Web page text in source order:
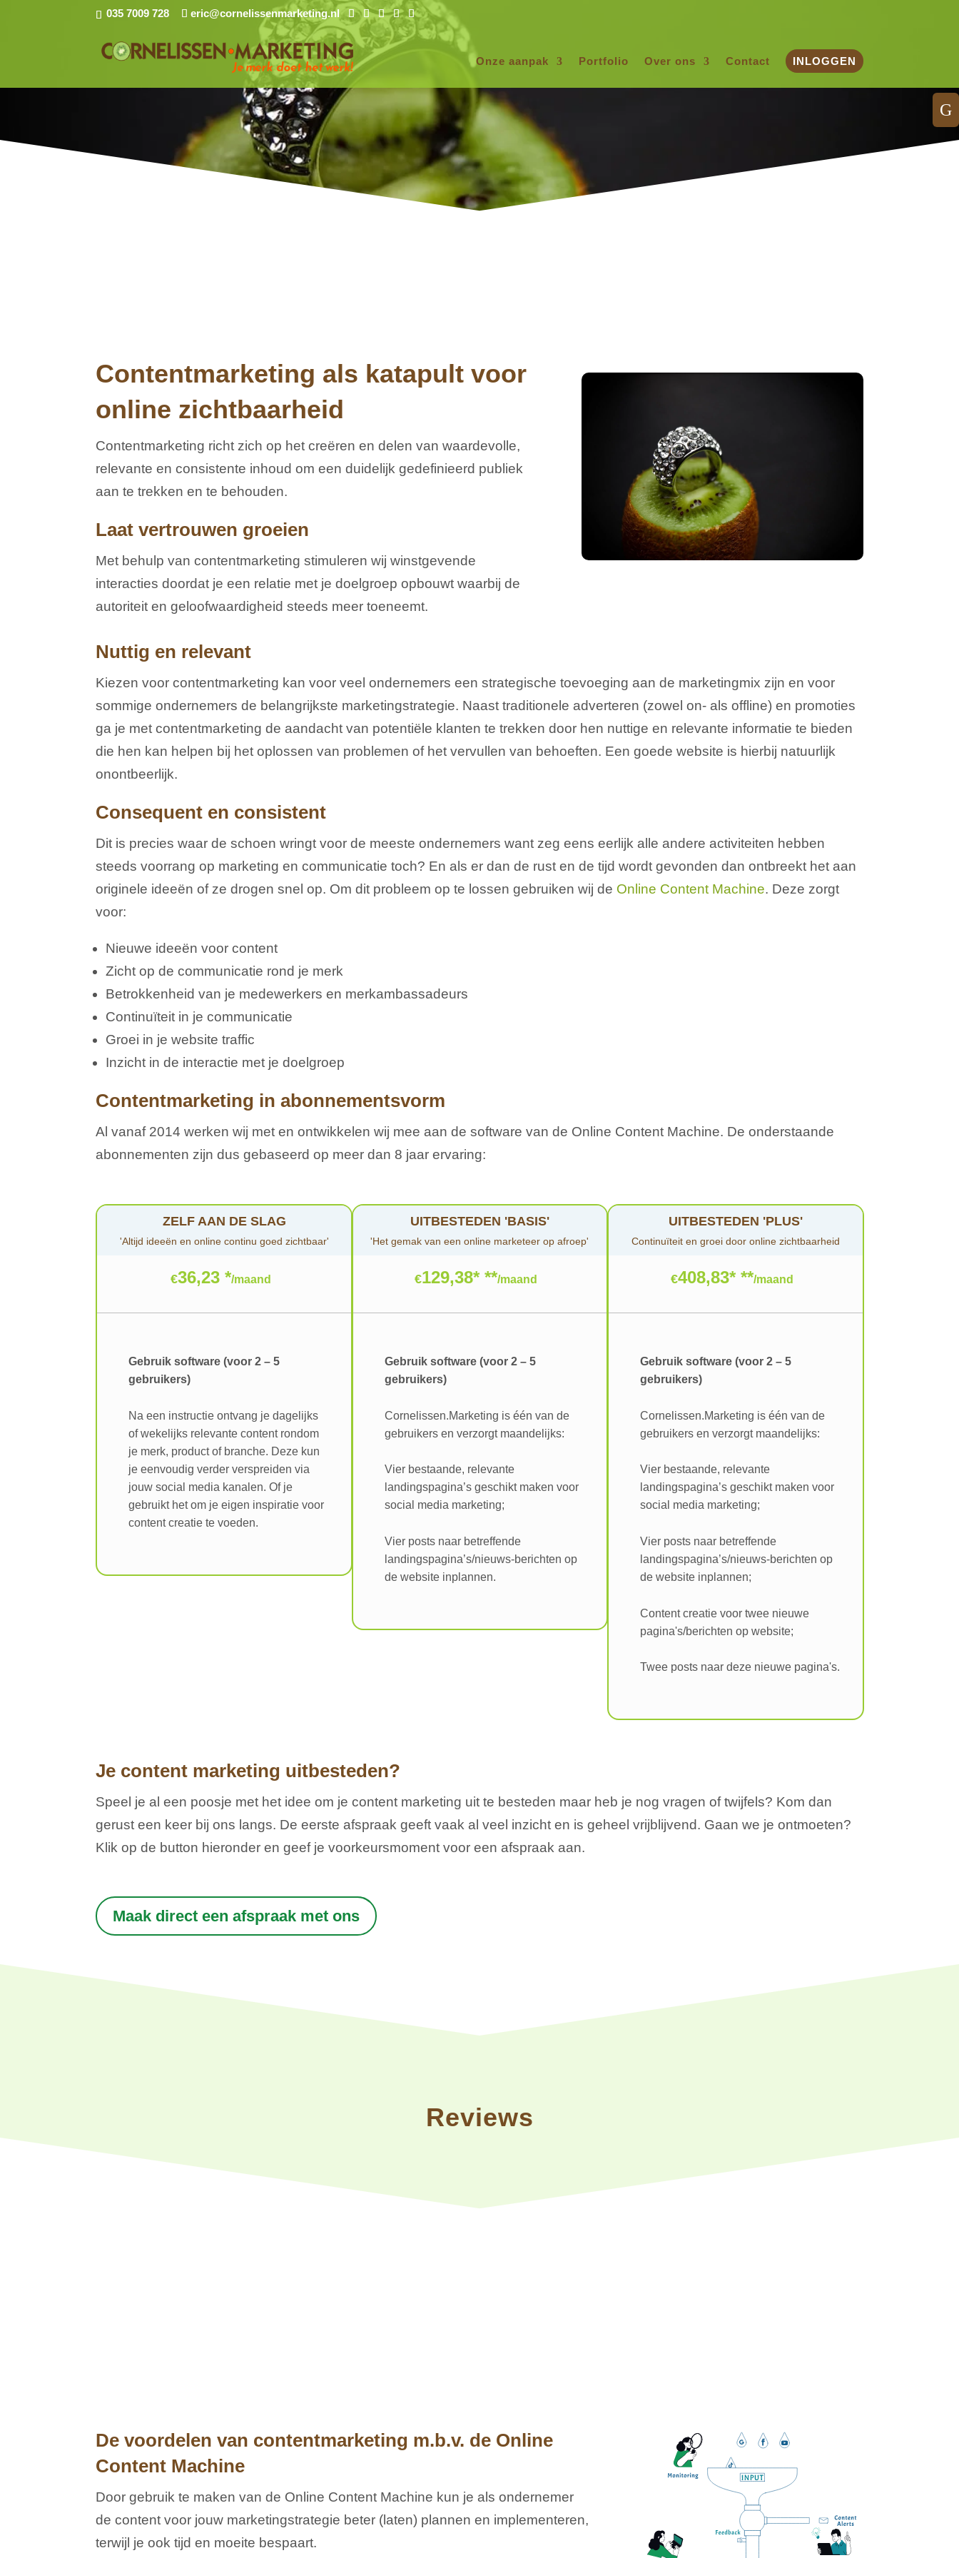
035 7009 728 eric@cornelissenmarketing.nl
Onze aanpak Portfolio Over ons Contact INLOGGEN
Contentmarketing als katapult voor
online zichtbaarheid
Contentmarketing richt zich op het creëren en delen van waardevolle,
relevante en consistente inhoud om een duidelijk gedefinieerd publiek
aan te trekken en te behouden.
Laat vertrouwen groeien
Met behulp van contentmarketing stimuleren wij winstgevende
interacties doordat je een relatie met je doelgroep opbouwt waarbij de
autoriteit en geloofwaardigheid steeds meer toeneemt.
G
Nuttig en relevant
Kiezen voor contentmarketing kan voor veel ondernemers een strategische toevoeging aan de marketingmix zijn en voor
sommige ondernemers de belangrijkste marketingstrategie. Naast traditionele adverteren (zowel on- als offline) en promoties
ga je met contentmarketing de aandacht van potentiële klanten te trekken door hen nuttige en relevante informatie te bieden
die hen kan helpen bij het oplossen van problemen of het vervullen van behoeften. Een goede website is hierbij natuurlijk
onontbeerlijk.
Consequent en consistent
Dit is precies waar de schoen wringt voor de meeste ondernemers want zeg eens eerlijk alle andere activiteiten hebben
steeds voorrang op marketing en communicatie toch? En als er dan de rust en de tijd wordt gevonden dan ontbreekt het aan
originele ideeën of ze drogen snel op. Om dit probleem op te lossen gebruiken wij de Online Content Machine. Deze zorgt
voor:
Nieuwe ideeën voor content
Zicht op de communicatie rond je merk
Betrokkenheid van je medewerkers en merkambassadeurs
Continuïteit in je communicatie
Groei in je website traffic
Inzicht in de interactie met je doelgroep
Contentmarketing in abonnementsvorm
Al vanaf 2014 werken wij met en ontwikkelen wij mee aan de software van de Online Content Machine. De onderstaande
abonnementen zijn dus gebaseerd op meer dan 8 jaar ervaring:
ZELF AAN DE SLAG
'Altijd ideeën en online continu goed zichtbaar'
€36,23 */maand
Gebruik software (voor 2 – 5
gebruikers)
Na een instructie ontvang je dagelijks
of wekelijks relevante content rondom
je merk, product of branche. Deze kun
je eenvoudig verder verspreiden via
jouw social media kanalen. Of je
gebruikt het om je eigen inspiratie voor
content creatie te voeden.
UITBESTEDEN 'BASIS'
'Het gemak van een online marketeer op afroep'
€129,38* **/maand
Gebruik software (voor 2 – 5
gebruikers)
Cornelissen.Marketing is één van de
gebruikers en verzorgt maandelijks:
Vier bestaande, relevante
landingspagina’s geschikt maken voor
social media marketing;
Vier posts naar betreffende
landingspagina’s/nieuws-berichten op
de website inplannen.
UITBESTEDEN 'PLUS'
Continuïteit en groei door online zichtbaarheid
€408,83* **/maand
Gebruik software (voor 2 – 5
gebruikers)
Cornelissen.Marketing is één van de
gebruikers en verzorgt maandelijks:
Vier bestaande, relevante
landingspagina’s geschikt maken voor
social media marketing;
Vier posts naar betreffende
landingspagina’s/nieuws-berichten op
de website inplannen;
Content creatie voor twee nieuwe
pagina's/berichten op website;
Twee posts naar deze nieuwe pagina's.
Je content marketing uitbesteden?
Speel je al een poosje met het idee om je content marketing uit te besteden maar heb je nog vragen of twijfels? Kom dan
gerust een keer bij ons langs. De eerste afspraak geeft vaak al veel inzicht en is geheel vrijblijvend. Gaan we je ontmoeten?
Klik op de button hieronder en geef je voorkeursmoment voor een afspraak aan.
Maak direct een afspraak met ons
Reviews
De voordelen van contentmarketing m.b.v. de Online
Content Machine
Door gebruik te maken van de Online Content Machine kun je als ondernemer
de content voor jouw marketingstrategie beter (laten) plannen en implementeren,
terwijl je ook tijd en moeite bespaart.